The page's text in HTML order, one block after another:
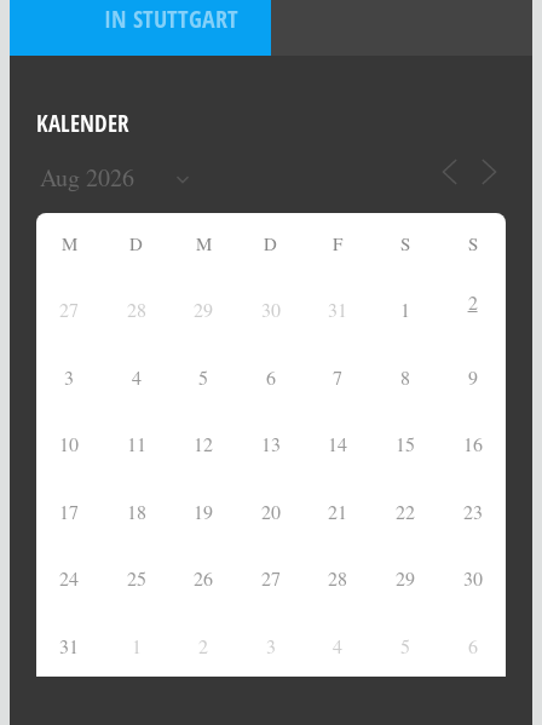
IN STUTTGART
KALENDER
M D M D F S S
27 28 29 30 31 1 2
3 4 5 6 7 8 9
10 11 12 13 14 15 16
17 18 19 20 21 22 23
24 25 26 27 28 29 30
31 1 2 3 4 5 6